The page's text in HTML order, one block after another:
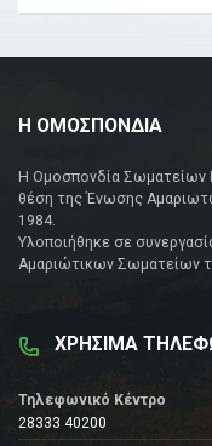
Η ΟΜΟΣΠΟΝΔΙΑ
Η Ομοσπονδία Σωματείων
θέση της Ένωσης
1984.
Υλοποιήθηκε σε
Αμαριώτικων Σωματείων
ΧΡΗΣΙΜΑ
Τηλεφωνικό Κέντρο
28333 40200